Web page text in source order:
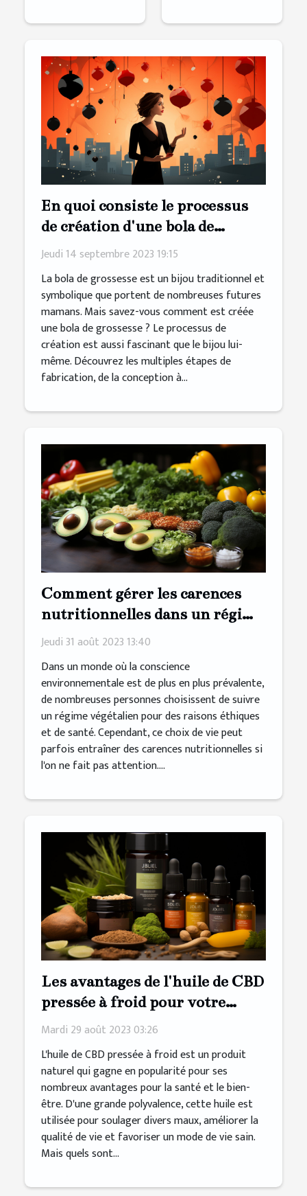
En quoi consiste le processus
de création d'une bola de
grossesse
Jeudi 14 septembre 2023 19:15
La bola de grossesse est un bijou traditionnel et
symbolique que portent de nombreuses futures
mamans. Mais savez-vous comment est créée
une bola de grossesse ? Le processus de
création est aussi fascinant que le bijou lui-
même. Découvrez les multiples étapes de
fabrication, de la conception à...
Comment gérer les carences
nutritionnelles dans un régime
végétalien
Jeudi 31 août 2023 13:40
Dans un monde où la conscience
environnementale est de plus en plus prévalente,
de nombreuses personnes choisissent de suivre
un régime végétalien pour des raisons éthiques
et de santé. Cependant, ce choix de vie peut
parfois entraîner des carences nutritionnelles si
l'on ne fait pas attention....
Les avantages de l'huile de CBD
pressée à froid pour votre
bien-être
Mardi 29 août 2023 03:26
L'huile de CBD pressée à froid est un produit
naturel qui gagne en popularité pour ses
nombreux avantages pour la santé et le bien-
être. D'une grande polyvalence, cette huile est
utilisée pour soulager divers maux, améliorer la
qualité de vie et favoriser un mode de vie sain.
Mais quels sont...